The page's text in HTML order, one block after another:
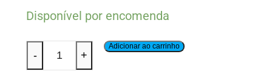
Disponível por encomenda
- +
Adicionar ao carrinho